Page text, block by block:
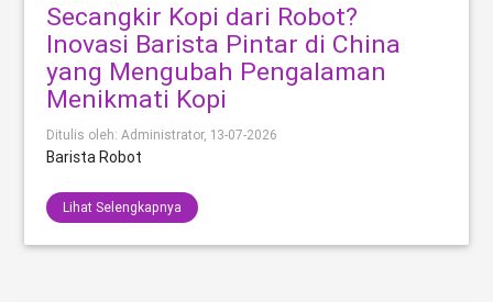
Secangkir Kopi dari Robot?
Inovasi Barista Pintar di China
yang Mengubah Pengalaman
Menikmati Kopi
Ditulis oleh: Administrator, 13-07-2026
Barista Robot
Lihat Selengkapnya